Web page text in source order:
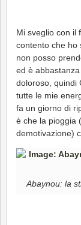
Mi sveglio con il
contento che ho
non posso
ed è
doloroso, quindi
tutte le mie
fa un giorno di
è che la pioggia
demotivazione)
Abaynou: la